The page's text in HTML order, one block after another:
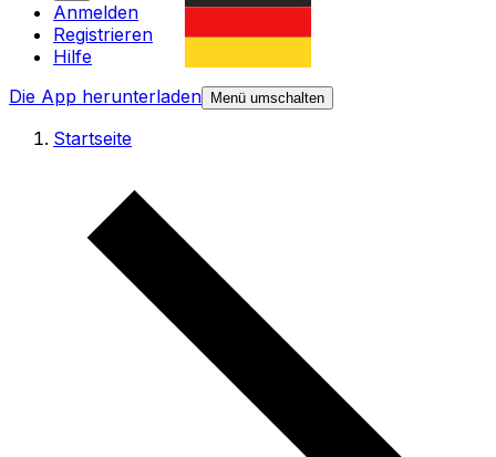
Anmelden
Registrieren
Hilfe
Die App herunterladen
Menü umschalten
Startseite